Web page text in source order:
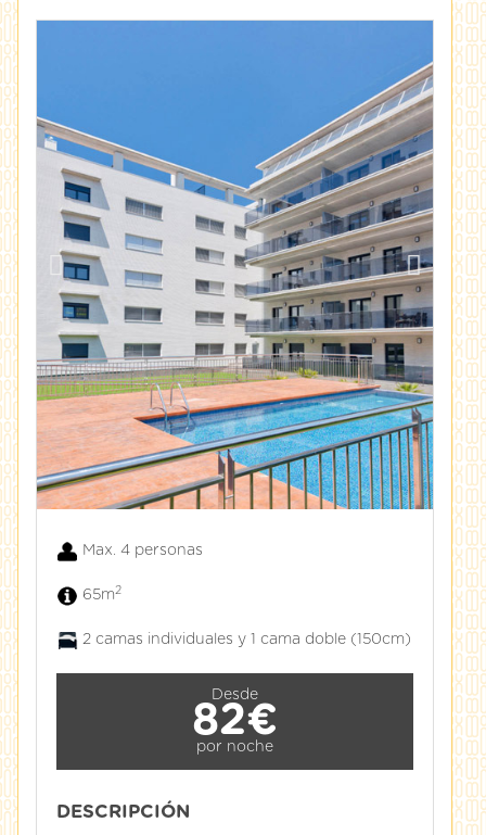
Max. 4 personas
65m2
2 camas individuales y 1 cama doble (150cm)
Desde
82€
por noche
DESCRIPCIÓN